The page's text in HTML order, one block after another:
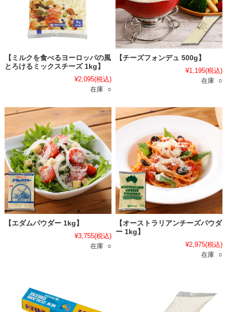
【ミルクを食べるヨーロッパの風
とろけるミックスチーズ 1kg】
¥2,095(税込)
在庫 ○
【チーズフォンデュ 500g】
¥1,195(税込)
在庫 ○
【エダムパウダー 1kg】
¥3,755(税込)
在庫 ○
【オーストラリアンチーズパウダ
ー 1kg】
¥2,975(税込)
在庫 ○